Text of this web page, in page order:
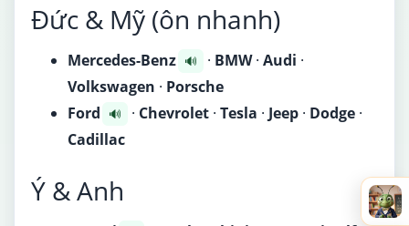
Đức & Mỹ (ôn nhanh)
Mercedes-Benz 🔊 · BMW· Audi ·
Volkswagen · Porsche
Ford
🔊 · Chevrolet · Tesla · Jeep · Dodge ·
Cadillac
Ý & Anh